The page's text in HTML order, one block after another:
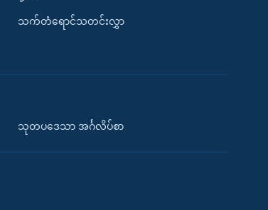
သက်တံရောင်သတင်းလွှာ
သုတပဒေသာ အင်္ဂလိပ်စာ